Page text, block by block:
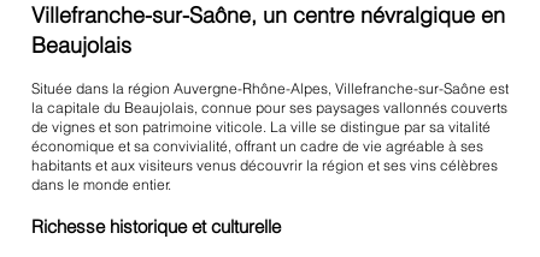
Villefranche-sur-Saône, un centre névralgique en
Beaujolais
Située dans la région Auvergne-Rhône-Alpes, Villefranche-sur-Saône est
la capitale du Beaujolais, connue pour ses paysages vallonnés couverts
de vignes et son patrimoine viticole. La ville se distingue par sa vitalité
économique et sa convivialité, offrant un cadre de vie agréable à ses
habitants et aux visiteurs venus découvrir la région et ses vins célèbres
dans le monde entier.
Richesse historique et culturelle